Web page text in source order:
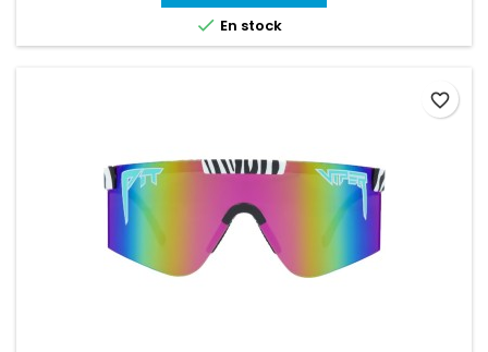
 En stock
favorite_border